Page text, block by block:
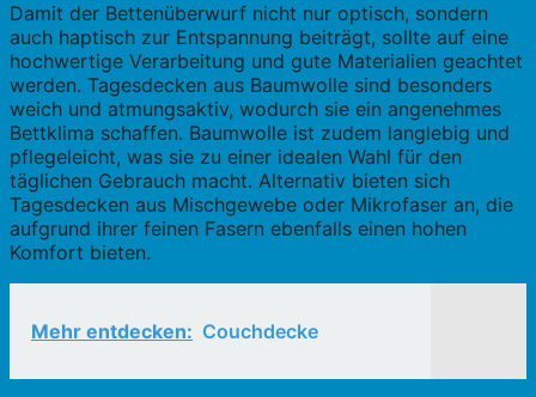
Damit der Bettenüberwurf nicht nur optisch, sondern
auch haptisch zur Entspannung beiträgt, sollte auf eine
hochwertige Verarbeitung und gute Materialien geachtet
werden. Tagesdecken aus Baumwolle sind besonders
weich und atmungsaktiv, wodurch sie ein angenehmes
Bettklima schaffen. Baumwolle ist zudem langlebig und
pflegeleicht, was sie zu einer idealen Wahl für den
täglichen Gebrauch macht. Alternativ bieten sich
Tagesdecken aus Mischgewebe oder Mikrofaser an, die
aufgrund ihrer feinen Fasern ebenfalls einen hohen
Komfort bieten.
Mehr entdecken: Couchdecke